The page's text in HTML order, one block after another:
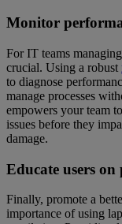
Monitor
For IT teams
crucial. Using a robust
to diagnose
manage processes
empowers your team
issues before they
damage.
Educate users
Finally, promote a
importance of using